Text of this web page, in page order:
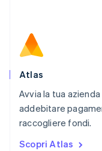
Atlas
Avvia la tua
addebitare
raccogliere fondi.
Scopri Atlas
English
Portogallo
Português
English简体中文
Regno Unito
English
English